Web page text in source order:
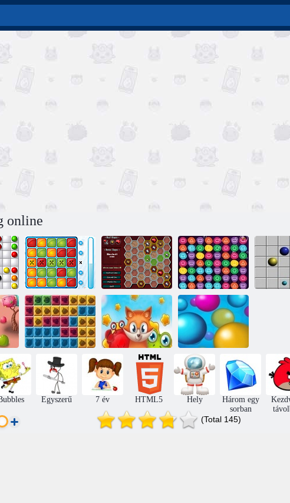
online
Tirvik Kromatika Mély utazás 2
Jungle Blocks
A legkedveltebb
fajták
Pont
Egyszerű 7 év HTML5 Hely
Három egy
sorban
(Total 145)